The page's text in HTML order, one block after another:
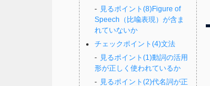
見るポイント(8)Figure of
Speech（比喩表現）が含ま
れていないか
チェックポイント(4)文法
見るポイント(1)動詞の活用
形が正しく使われているか
見るポイント(2)代名詞が正